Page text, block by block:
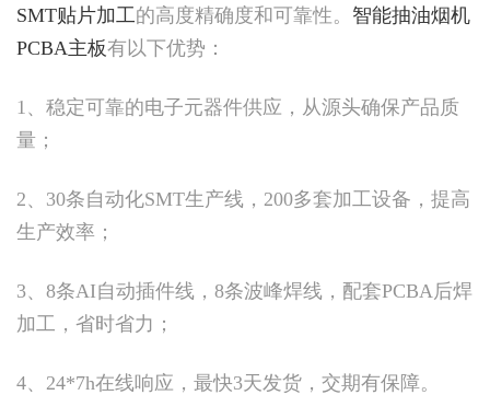
SMT贴片加工的高度精确度和可靠性。 智能抽油烟机
PCBA主板有以下优势：
1、稳定可靠的电子元器件供应，从源头确保产品质
量；
2、30条自动化SMT生产线，200多套加工设备，提高
生产效率；
3、8条AI自动插件线，8条波峰焊线，配套PCBA后焊
加工，省时省力；
4、24*7h在线响应，最快3天发货，交期有保障。